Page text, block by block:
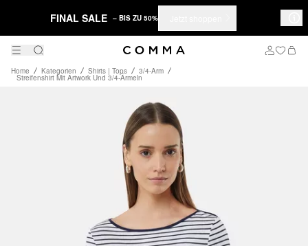
FINAL SALE – BIS ZU 50%
Home Kategorien Shirts | Tops 3/4-Arm
Streifenshirt Mit Artwork Und 3/4-Ärmeln